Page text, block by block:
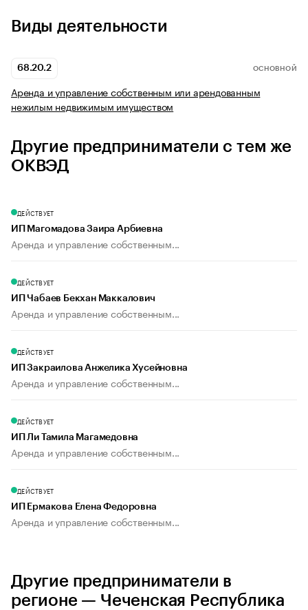
Виды деятельности
68.20.2 ОСНОВНОЙ
Аренда и управление собственным или арендованным
нежилым недвижимым имуществом
Другие предприниматели с тем же
ОКВЭД
ДЕЙСТВУЕТ
ИП Магомадова Заира Арбиевна
Аренда и управление собственным...
ДЕЙСТВУЕТ
ИП Чабаев Бекхан Маккалович
Аренда и управление собственным...
ДЕЙСТВУЕТ
ИП Закраилова Анжелика Хусейновна
Аренда и управление собственным...
ДЕЙСТВУЕТ
ИП Ли Тамила Магамедовна
Аренда и управление собственным...
ДЕЙСТВУЕТ
ИП Ермакова Елена Федоровна
Аренда и управление собственным...
Другие предприниматели в
регионе — Чеченская Республика